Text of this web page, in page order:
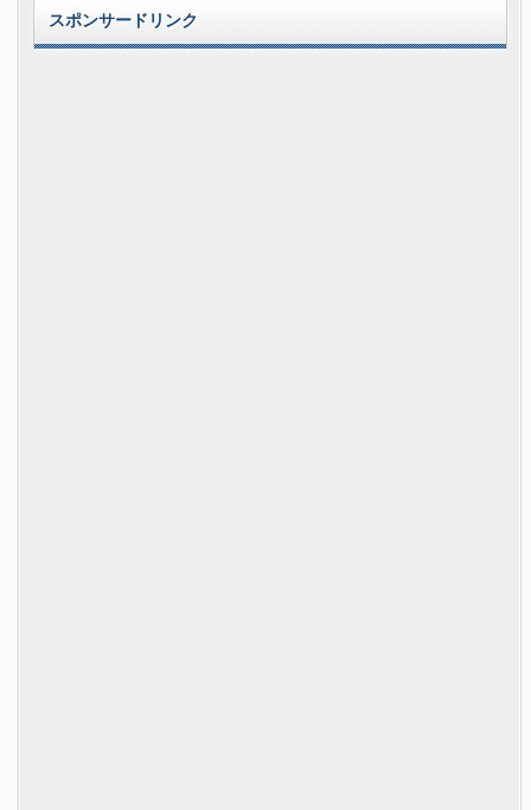
スポンサードリンク